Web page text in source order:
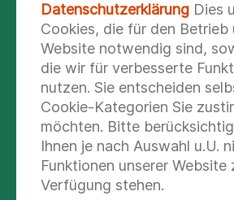
Diese allgemeinen
sind als Teil des
betrachten, von dem aus
verwiesen wurde.
1. Inhalt der
Die Ihnen mit diesem
Datenschutzerklärung Dies
Cookies, die für den Betrieb
Website notwendig sind,
die wir für verbesserte
nutzen. Sie entscheiden
Cookie-Kategorien Sie
möchten. Bitte
Ihnen je nach Auswahl u.U.
Funktionen unserer Website
Verfügung stehen.